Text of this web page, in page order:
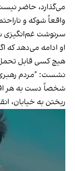
می‌گذارد، حاضر
واقعاً شوکه و
سرنوشت غم‌انگیزی
او ادامه می‌دهد که
هیچ کسی قابل
نشست: "مردم رهبری
شخصاً دست به هر
ریختن به خیابان،